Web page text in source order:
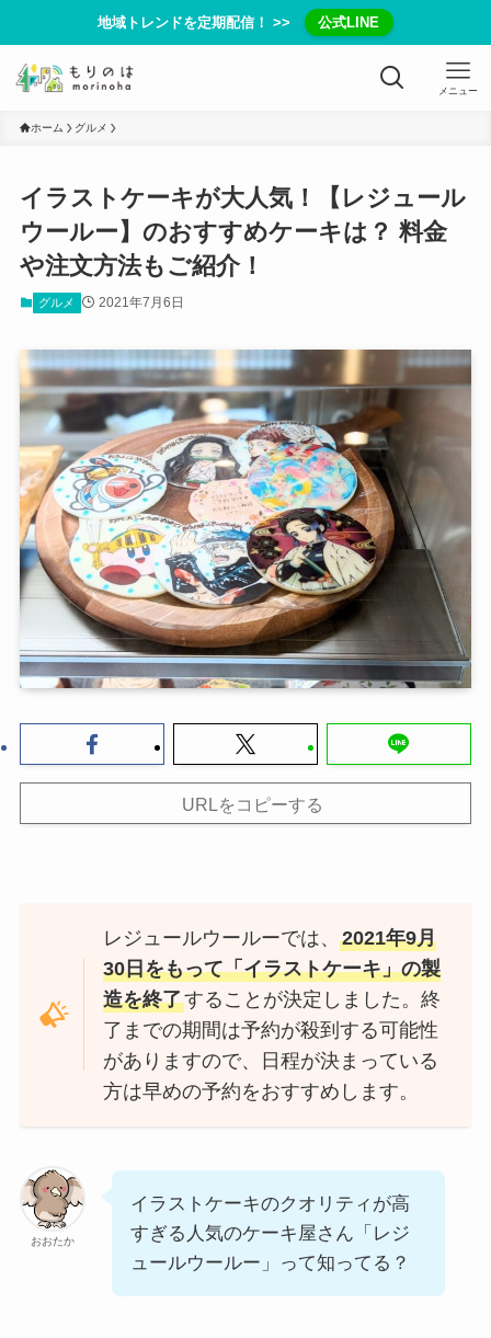
地域トレンドを定期配信！ >> 公式LINE
メニュー
ホーム グルメ
イラストケーキが大人気！【レジュール
ウールー】のおすすめケーキは？ 料金
や注文方法もご紹介！
グルメ 2021年7月6日
URLをコピーする
レジュールウールーでは、2021年9月
30日をもって「イラストケーキ」の製
造を終了することが決定しました。終
了までの期間は予約が殺到する可能性
がありますので、日程が決まっている
方は早めの予約をおすすめします。
おおたか
イラストケーキのクオリティが高
すぎる人気のケーキ屋さん「レジ
ュールウールー」って知ってる？